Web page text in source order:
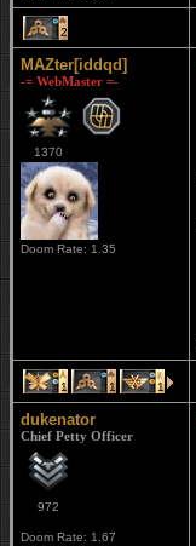
2
MAZter[iddqd]
-= WebMaster =-
1370
Doom Rate: 1.35
1 1 1
dukenator
Chief Petty Officer
972
Doom Rate: 1.67